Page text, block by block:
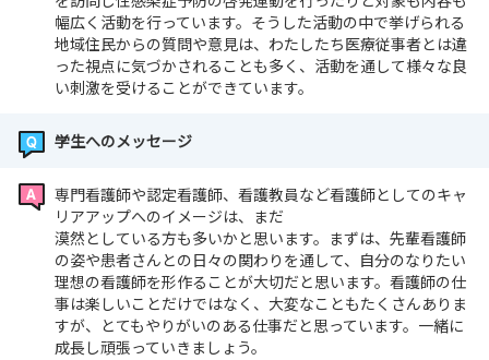
幅広く活動を行っています。そうした活動の中で挙げられる
地域住民からの質問や意見は、わたしたち医療従事者とは違
った視点に気づかされることも多く、活動を通して様々な良
い刺激を受けることができています。
学生へのメッセージ
専門看護師や認定看護師、看護教員など看護師としてのキャ
リアアップへのイメージは、まだ
漠然としている方も多いかと思います。まずは、先輩看護師
の姿や患者さんとの日々の関わりを通して、自分のなりたい
理想の看護師を形作ることが大切だと思います。看護師の仕
事は楽しいことだけではなく、大変なこともたくさんありま
すが、とてもやりがいのある仕事だと思っています。一緒に
成長し頑張っていきましょう。